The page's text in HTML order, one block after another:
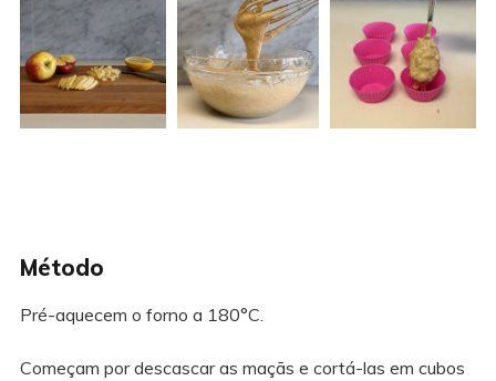
Método
Pré-aquecem o forno a 180°C.
Começam por descascar as maçãs e cortá-las em cubos